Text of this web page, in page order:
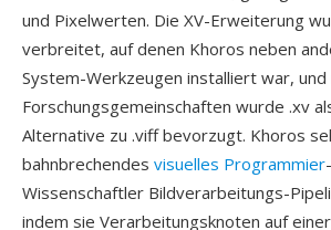
und Pixelwerten. Die XV-Erweiterung
verbreitet, auf denen Khoros neben
System-Werkzeugen installiert war, und
Forschungsgemeinschaften wurde .xv
Alternative zu .viff bevorzugt. Khoros
bahnbrechendes visuelles Programmier
Wissenschaftler Bildverarbeitungs-
indem sie Verarbeitungsknoten auf